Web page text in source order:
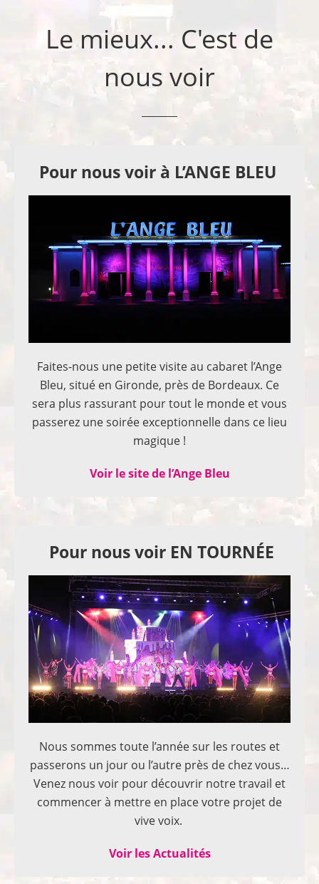
Le mieux... C'est de
nous voir
Pour nous voir à L’ANGE BLEU
Faites-nous une petite visite au cabaret l’Ange
Bleu, situé en Gironde, près de Bordeaux. Ce
sera plus rassurant pour tout le monde et vous
passerez une soirée exceptionnelle dans ce lieu
magique !
Voir le site de l’Ange Bleu
Pour nous voir EN TOURNÉE
Nous sommes toute l’année sur les routes et
passerons un jour ou l’autre près de chez vous…
Venez nous voir pour découvrir notre travail et
commencer à mettre en place votre projet de
vive voix.
Voir les Actualités